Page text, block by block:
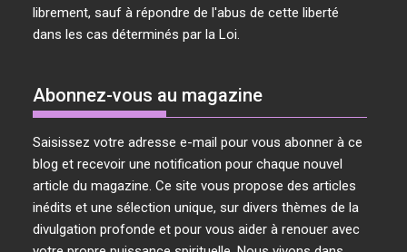
librement, sauf à répondre de l'abus de cette liberté
dans les cas déterminés par la Loi.
Abonnez-vous au magazine
Saisissez votre adresse e-mail pour vous abonner à ce
blog et recevoir une notification pour chaque nouvel
article du magazine. Ce site vous propose des articles
inédits et une sélection unique, sur divers thèmes de la
divulgation profonde et pour vous aider à renouer avec